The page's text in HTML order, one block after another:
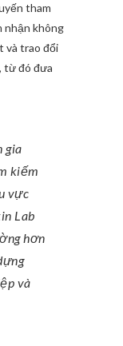
tham
nhận không
và trao đổi
từ đó đưa
gia
kiếm
vực
Lab
hơn
và